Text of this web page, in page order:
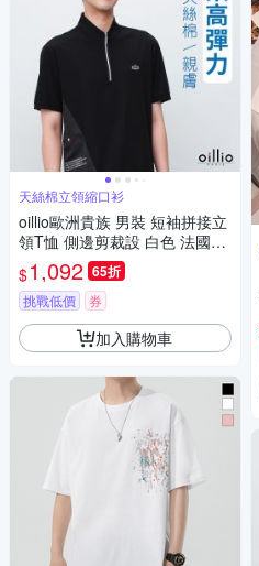
天絲棉立領縮口衫
oillio歐洲貴族 男裝 短袖拼接立
領T恤 側邊剪裁設 白色 法國品
牌
$1,092 65折
挑戰低價 券
加入購物車